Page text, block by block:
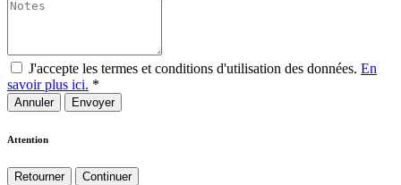
J'accepte les termes et conditions d'utilisation des données. En
savoir plus ici. *
Annuler
Attention
Retourner Continuer